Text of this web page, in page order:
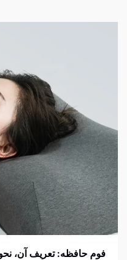
فوم حافظه: تعریف آن،